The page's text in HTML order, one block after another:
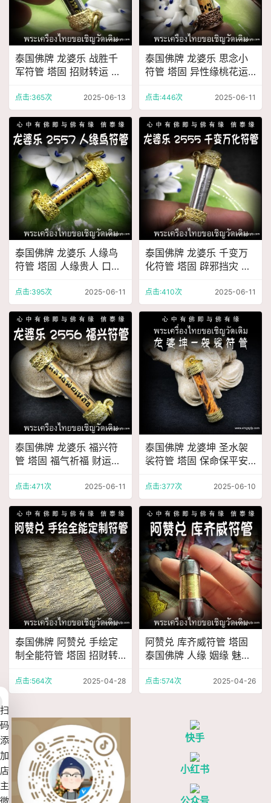
泰国佛牌 龙婆乐 战胜千
军符管 塔固 招财转运 事
挡灾避险
点击:365次 2025-06-13
泰国佛牌 龙婆乐 思念小
符管 塔固 异性缘桃花运
缘 感情和合
点击:446次 2025-06-11
泰国佛牌 龙婆乐 人缘鸟
符管 塔固 人缘贵人 口才
创业投资 招财转运
点击:395次 2025-06-11
泰国佛牌 龙婆乐 千变万
化符管 塔固 辟邪挡灾 财
资 招财转运
点击:410次 2025-06-11
泰国佛牌 龙婆乐 福兴符
管 塔固 福气祈福 财运生
财转运
点击:471次 2025-06-11
泰国佛牌 龙婆坤 圣水袈
裟符管 塔固 保命保平安
头 转运事业
点击:377次 2025-06-10
泰国佛牌 阿赞兑 手绘定
制全能符管 塔固 招财转
庭健康 挡灾避险 权威自
信
点击:564次 2025-04-28
阿赞兑 库齐威符管 塔固
泰国佛牌 人缘 姻缘 魅力
挡灾 平安健康
点击:574次 2025-04-26
快手
小红书
扫
码
添
加
店
主